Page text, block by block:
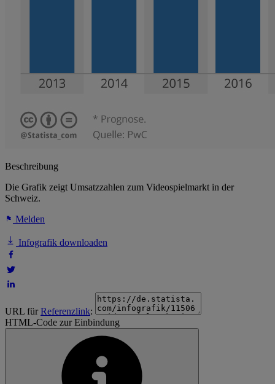
Beschreibung
Die Grafik zeigt Umsatzzahlen zum Videospielmarkt in der
Schweiz.
Melden
Infografik downloaden
URL fürReferenzlink:
HTML-Code zur Einbindung